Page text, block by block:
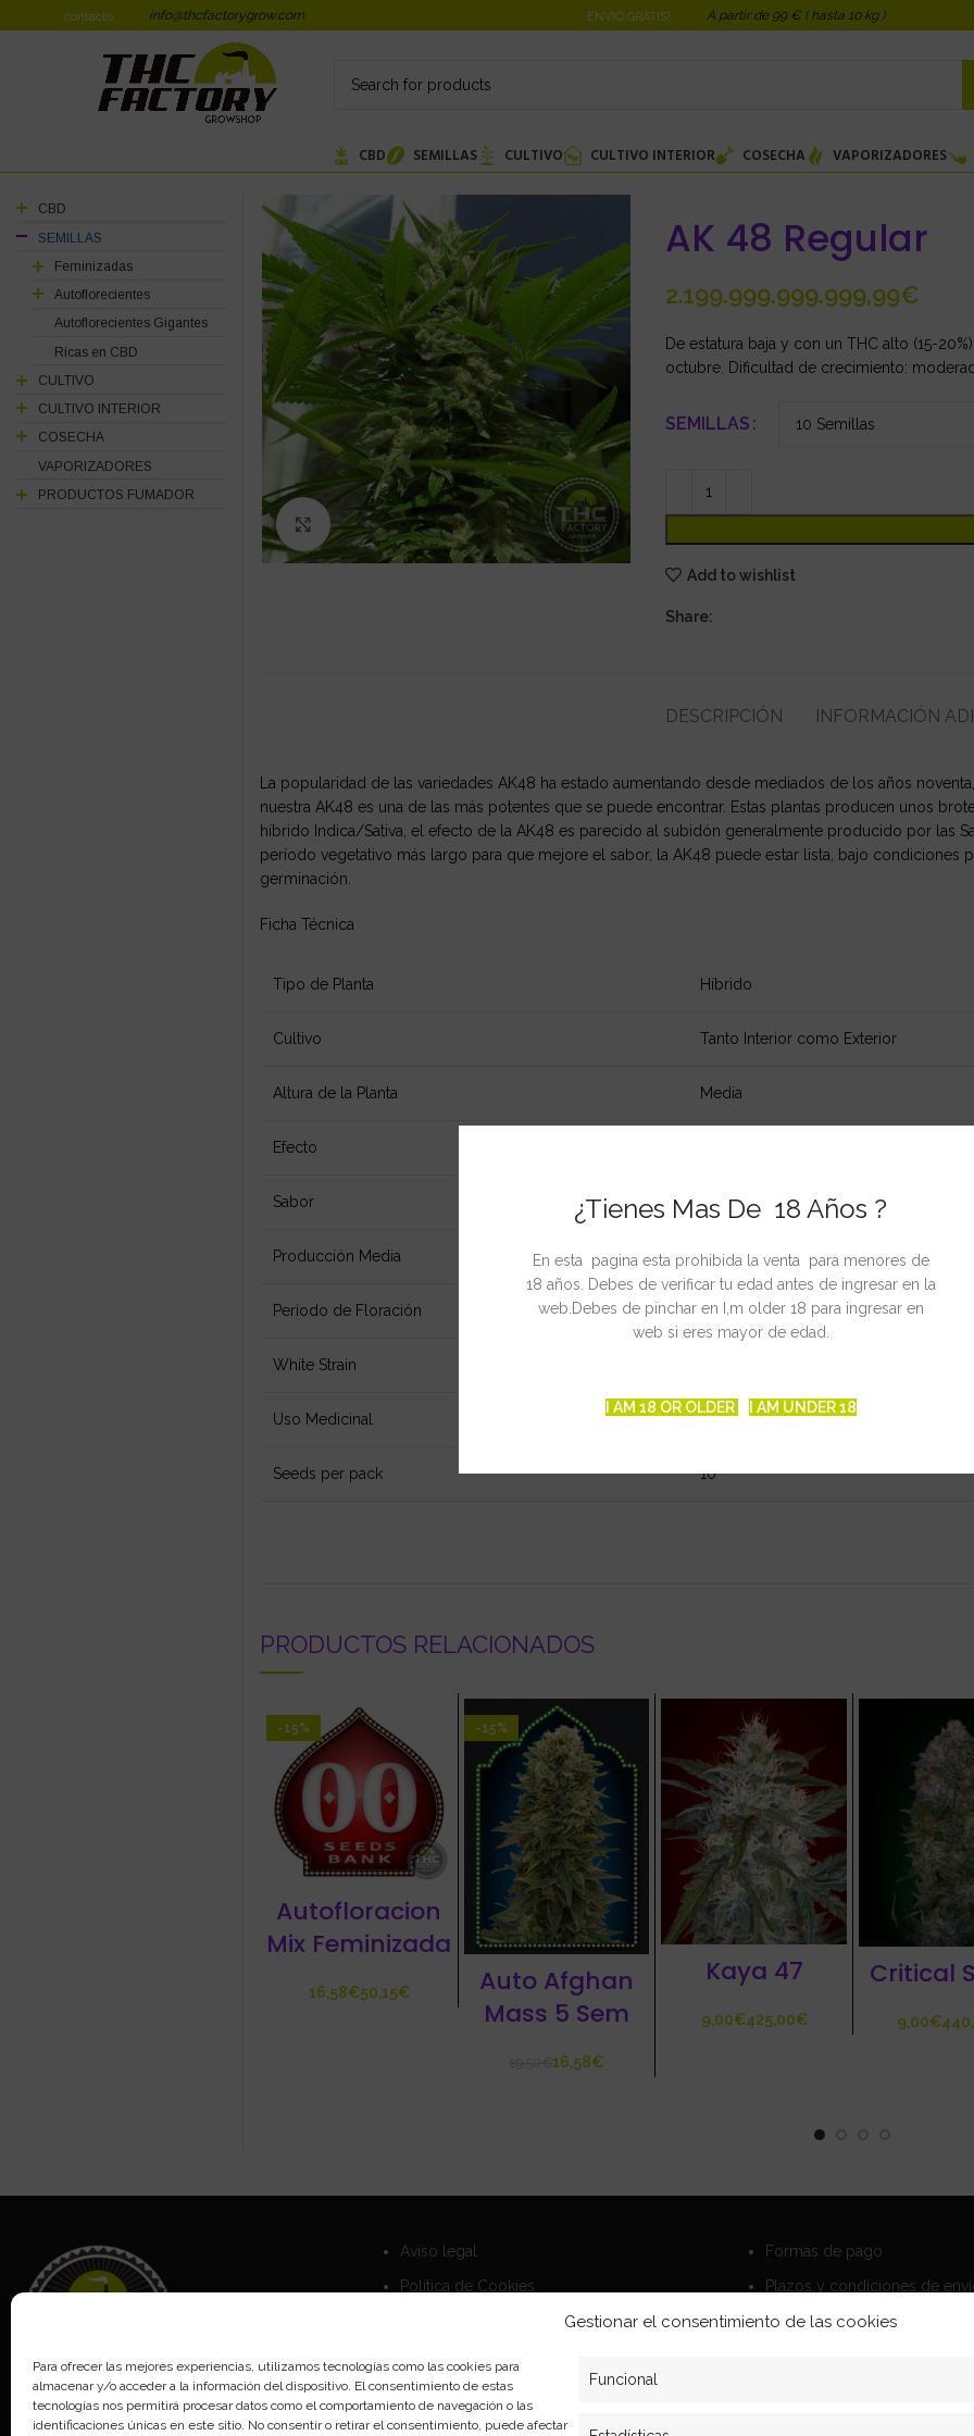
¿Tienes Mas De 18 Años ?
En esta pagina esta prohibida la venta para menores de
18 años. Debes de verificar tu edad antes de ingresar en la
web.Debes de pinchar en I,m older 18 para ingresar en
web si eres mayor de edad.
I AM 18 OR OLDER I AM UNDER 18
Gestionar el consentimiento de las cookies
Para ofrecer las mejores experiencias, utilizamos tecnologías como las cookies para
almacenar y/o acceder a la información del dispositivo. El consentimiento de estas
tecnologías nos permitirá procesar datos como el comportamiento de navegación o las
identificaciones únicas en este sitio. No consentir o retirar el consentimiento, puede afectar
Funcional
contacto info@thcfactorygrow.com ENVIO GRATIS! A partir de 99 € ( hasta 10 kg )
CBD SEMILLAS CULTIVO CULTIVO INTERIOR COSECHA VAPORIZADORES
Click to enlarge
AK 48 Regular
€
De estatura baja y con un THC alto (15-
octubre. Dificultad de crecimiento:
SEMILLAS
Add to wishlist
Share:
DESCRIPCIÓN INFORMACIÓN
La popularidad de las variedades AK48 ha estado aumentando desde mediados de los años
nuestra AK48 es una de las más potentes que se puede encontrar. Estas plantas producen unos
híbrido Indica/Sativa, el efecto de la AK48 es parecido al subidón generalmente producido por las
período vegetativo más largo para que mejore el sabor, la AK48 puede estar lista, bajo condiciones
germinación.
Ficha Técnica
Tipo de Planta Híbrido
Cultivo Tanto Interior como Exterior
Altura de la Planta Media
Efecto
Sabor Dulce, Suave
Producción Media 400 – 500 g/m² en SOG
Período de Floración 7 – 9 semanas
White Strain
Uso Medicinal No
Seeds per pack 10
PRODUCTOS RELACIONADOS
-15%
Autofloracion
Mix Feminizada
€ €
-15%
Auto Afghan
Mass 5 Sem
€16,58€
Kaya 47
€ €
Critical
€
CBD
SEMILLAS
Feminizadas
Autoflorecientes
Autoflorecientes Gigantes
Ricas en CBD
CULTIVO
CULTIVO INTERIOR
COSECHA
VAPORIZADORES
PRODUCTOS FUMADOR
Aviso legal
Política de Cookies
Formas de pago
Plazos y condiciones de
Politica de devoluciones